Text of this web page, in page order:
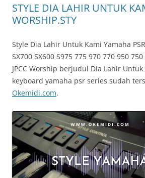
STYLE DIA LAHIR UNTUK
WORSHIP.STY
Style Dia Lahir Untuk Kami Yamaha
SX700 SX600 S975 775 970 770 950
JPCC Worship berjudul Dia Lahir
keyboard yamaha psr series sudah
Okemidi.com.